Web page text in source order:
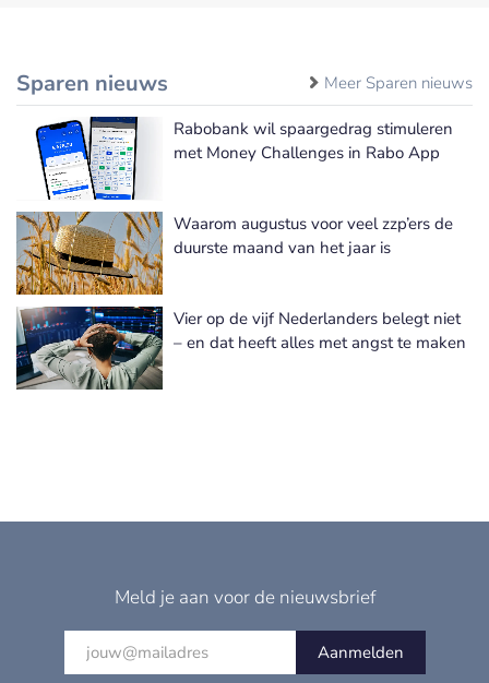
Sparen nieuws Meer Sparen nieuws
Rabobank wil spaargedrag stimuleren
met Money Challenges in Rabo App
Waarom augustus voor veel zzp’ers de
duurste maand van het jaar is
Vier op de vijf Nederlanders belegt niet
– en dat heeft alles met angst te maken
Meld je aan voor de nieuwsbrief
Aanmelden